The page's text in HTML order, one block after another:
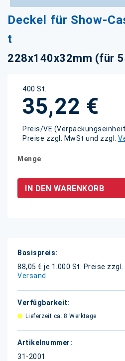
Deckel für Show-
t
228x140x32mm (für
400 St.
35,22 €
Preis/VE
Preise zzgl. MwSt und zzgl.
Menge
IN DEN WARENKORB
Weitere
Informationen
88,05 € je 1.000 St.
Preise zzgl.
Versand
Lieferzeit ca. 8 Werktage
31-2001
Anfang
der
Bildgalerie
springen